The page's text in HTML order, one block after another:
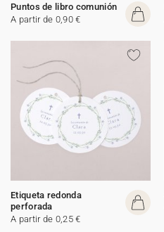
Puntos de libro comunión
A partir de 0,90 €
Etiqueta redonda
perforada
A partir de 0,25 €